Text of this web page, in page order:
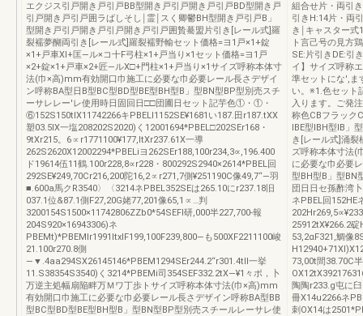
エクジス引戸開き戸引戸BB型開き戸引戸開き戸引戸BD型開き戸
引戸開き戸引戸囲ラばしそし￨霊￨スく卿鬱BH型開き戸引戸B」
型開き戸引戸開き戸引戸開き戸引戸囲贄驀盟片引き[レール式]羅
裂襦夢醐両引き[レール式]羅裂襦野輸セット価格=ヨ1戸×1+錠
×1+戸車Xl+匡―ル×コ十F弓柱×1+戸当り×1セット価格=ヨ1戸
×2+錠×1+戸車×2+匠―ルX□+門柱×1+戸当り×1サイズ呼称本体寸
法(巾×高)mm有効開口巾施工に必要な巾必要レール長さデザイ
ン呼称BA型日B型BC型BD型BE型BH型B」型BN型BP型別売スチ
ーサレレー'レ使用時日固回日□□団圃日セット記芋色①・①・
⑥152S150tlX11742266キPBELI1152SE¥1681い187.田r187.tXX
塑03.5Ⅸ一塩208202S2020)く12001694*PBEL□202SEr168・
9tXr215。6∝r1771100¥177,ltXr237.61X一導
262S2620X12002294*PBELiヨ262SEr188,100r234,3∝,196.400
ド19614伍11鶴.100r228,8∝r228・800292S2940×2614*PBEL回
292SE¥249,70Cr216,200陀16,2∝r271,7側¥251190C像49,7“―羽
■.600a馬クR3540〉〈3214ネPBEL352SEは265.10にr237.18旧
037.1位&87.1側F27,20G姥77,201像65,1∝…判
3200154S1500×11742806ZZb0*54SEFl研,000半227,700‐報
204S920×16943306)ネ
PBEMt)*PBEMIr1991ltxlF199,100F239,800―も500XF2211100峻
21.100r270.8側
―▼.4aa294SX26145146*PBEM1294SEr244.2“r301.4tll一挙
11.S38354S3540)く3214*PBEMi司354SEF332.2tX―¥1々ポ，卜
万逆主処幅扇陥畔万Ｍワ丁歩トサイズ呼称本体寸法(巾×高)mm
有効開口巾施工に必要な巾必要レール長さデザイン呼称BA型BB
型BC型BD型BE型BH型B」型BN型BP型別売スチールレーサレ使
組合せ片・両引
引きH:14片・両
き￨キャスター式
ト言己号の見方
SE:片引きDE:引
イ】サイズ呼称
準セットにな',ま
い。※1.色セット
入ります。ご発
称色CBフラック
IBE型IBH型IB」
き[レール式]涌裂
ズ呼称本体寸法(
に必要な巾必要
型BH型B」型BN
団日日セ孫酢湾
ネPBEL回152HE
25912tX¥266.2
53,2αF321,鯛像
73,00t間38.70C
陶陶r233.g屯に
冊X14u2266ネ
刺OX14は